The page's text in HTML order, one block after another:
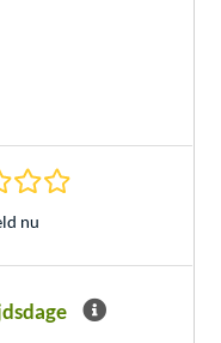
0.0 Stjerner hos 0
nu